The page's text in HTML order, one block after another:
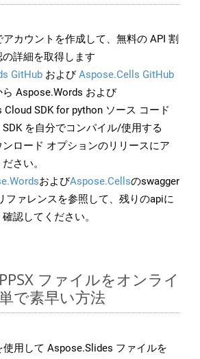
アカウントを作成して、無料の API 割
の詳細を取得します
GitHub およびAspose.Cells GitHub
ら Aspose.Words および
SDK for python ソース コード
を自分でコンパイル/使用する
ロード オプションのリリースにア
さい。
およびAspose.Cellsのswagger
ファレンスを参照して、残りのapiに
認してください。
ファイルをオンライ
で素早い方法
使用して Aspose.Slides ファイルを